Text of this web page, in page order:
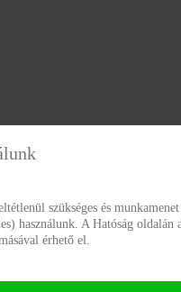
szükséges és
használunk. A Hatóság
érhető el.